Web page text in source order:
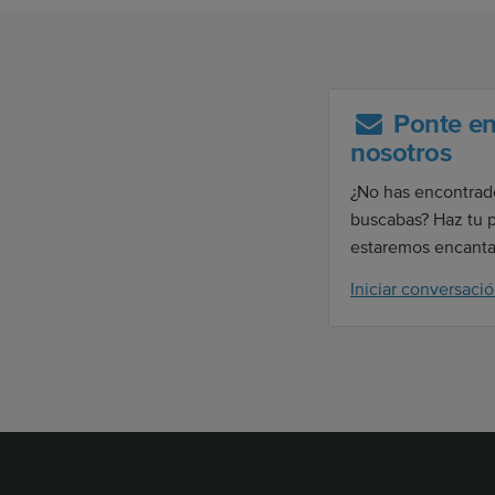
Ponte
nosotros
¿No has
buscabas? Haz tu
estaremos
Iniciar